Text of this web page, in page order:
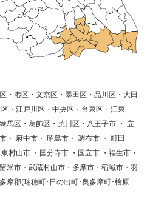
・港区・文京区・墨田区・品川区・大田
・江戸川区・中央区・台東区・江東
馬区・葛飾区・荒川区・八王子市 ・ 立
・ 府中市・ 昭島市・ 調布市 ・ 町田
村山市 ・国分寺市 ・国立市 ・福生市・
米市・武蔵村山市・多摩市・稲城市・羽
摩郡(瑞穂町･日の出町･奥多摩町･檜原